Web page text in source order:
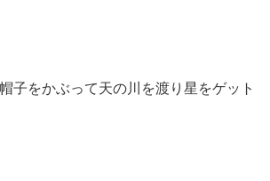
子をかぶって天の川を渡り星をゲット